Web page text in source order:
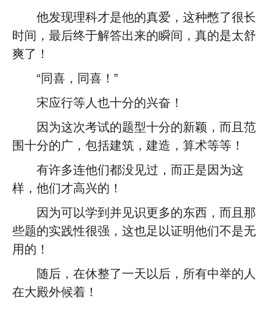
他发现理科才是他的真爱，这种憋了很长
时间，最后终于解答出来的瞬间，真的是太舒
爽了！
“同喜，同喜！”
宋应行等人也十分的兴奋！
因为这次考试的题型十分的新颖，而且范
围十分的广，包括建筑，建造，算术等等！
有许多连他们都没见过，而正是因为这
样，他们才高兴的！
因为可以学到并见识更多的东西，而且那
些题的实践性很强，这也足以证明他们不是无
用的！
随后，在休整了一天以后，所有中举的人
在大殿外候着！